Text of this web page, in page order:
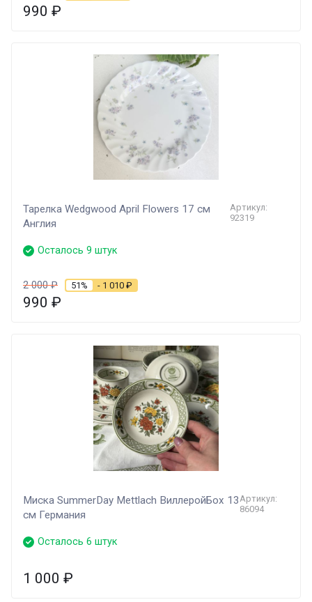
990 ₽
Тарелка Wedgwood April Flowers 17 см
Англия
Артикул:
92319
Осталось 9 штук
2 000₽ 51% - 1 010 ₽
990 ₽
Миска SummerDay Mettlach ВиллеройБох 13
см Германия
Артикул:
86094
Осталось 6 штук
1 000 ₽